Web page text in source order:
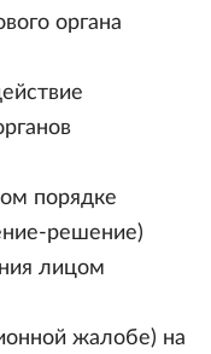
органа
порядке
решение)
лицом
жалобе) на